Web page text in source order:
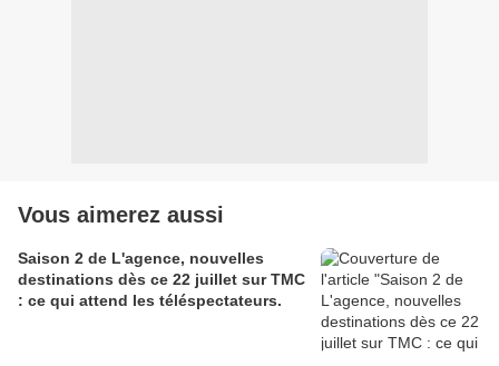
Vous aimerez aussi
Saison 2 de L'agence, nouvelles
destinations dès ce 22 juillet sur TMC
: ce qui attend les téléspectateurs.